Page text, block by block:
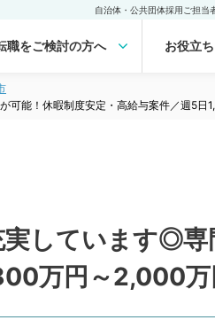
自治体・公共団体採用ご担当
職をご検討の方へ お役立
可能！休暇制度安定・高給与案件／週5日
実しています◎
万円～2,000万